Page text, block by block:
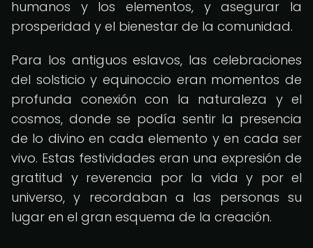
humanos y los elementos, y asegurar la
prosperidad y el bienestar de la comunidad.
Para los antiguos eslavos, las celebraciones
del solsticio y equinoccio eran momentos de
profunda conexión con la naturaleza y el
cosmos, donde se podía sentir la presencia
de lo divino en cada elemento y en cada ser
vivo. Estas festividades eran una expresión de
gratitud y reverencia por la vida y por el
universo, y recordaban a las personas su
lugar en el gran esquema de la creación.